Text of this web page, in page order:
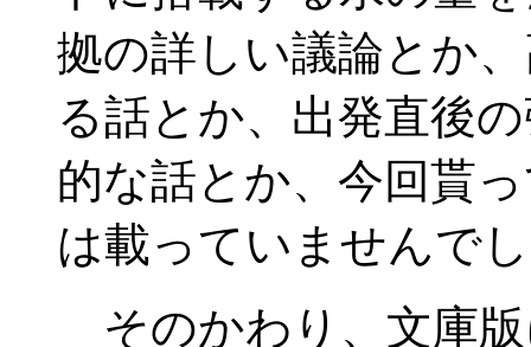
拠の詳しい議論とか
る話とか、出発直後
的な話とか、今回貰
は載っていませんで
そのかわり、文庫